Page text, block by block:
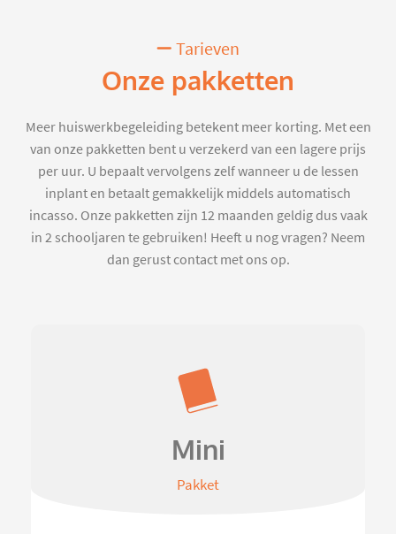
Tarieven
Onze pakketten
Meer huiswerkbegeleiding betekent meer korting. Met een
van onze pakketten bent u verzekerd van een lagere prijs
per uur. U bepaalt vervolgens zelf wanneer u de lessen
inplant en betaalt gemakkelijk middels automatisch
incasso. Onze pakketten zijn 12 maanden geldig dus vaak
in 2 schooljaren te gebruiken! Heeft u nog vragen? Neem
dan gerust contact met ons op.
Mini
Pakket